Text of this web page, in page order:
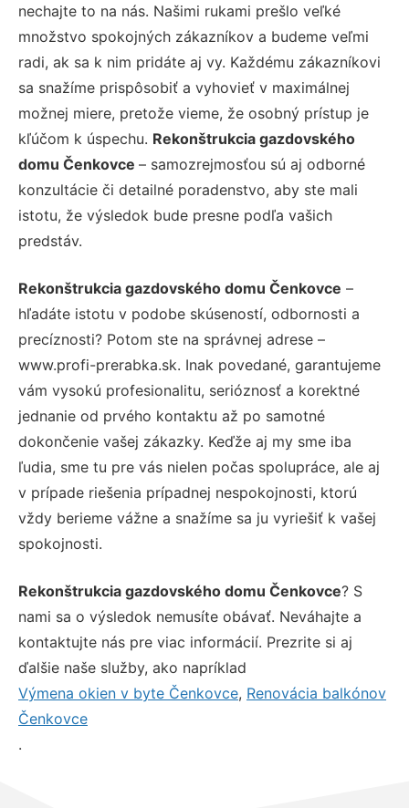
nechajte to na nás. Našimi rukami prešlo veľké
množstvo spokojných zákazníkov a budeme veľmi
radi, ak sa k nim pridáte aj vy. Každému zákazníkovi
sa snažíme prispôsobiť a vyhovieť v maximálnej
možnej miere, pretože vieme, že osobný prístup je
kľúčom k úspechu. Rekonštrukcia gazdovského
domu Čenkovce – samozrejmosťou sú aj odborné
konzultácie či detailné poradenstvo, aby ste mali
istotu, že výsledok bude presne podľa vašich
predstáv.
Rekonštrukcia gazdovského domu Čenkovce –
hľadáte istotu v podobe skúseností, odbornosti a
precíznosti? Potom ste na správnej adrese –
www.profi-prerabka.sk. Inak povedané, garantujeme
vám vysokú profesionalitu, serióznosť a korektné
jednanie od prvého kontaktu až po samotné
dokončenie vašej zákazky. Keďže aj my sme iba
ľudia, sme tu pre vás nielen počas spolupráce, ale aj
v prípade riešenia prípadnej nespokojnosti, ktorú
vždy berieme vážne a snažíme sa ju vyriešiť k vašej
spokojnosti.
Rekonštrukcia gazdovského domu Čenkovce? S
nami sa o výsledok nemusíte obávať. Neváhajte a
kontaktujte nás pre viac informácií. Prezrite si aj
ďalšie naše služby, ako napríklad
Výmena okien v byte Čenkovce, Renovácia balkónov
Čenkovce
.